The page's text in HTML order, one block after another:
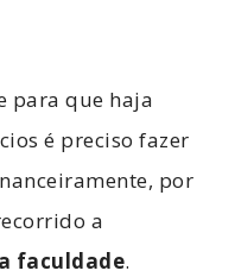
para que haja
é preciso fazer
por
a
faculdade.